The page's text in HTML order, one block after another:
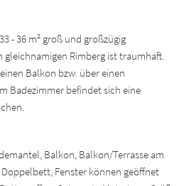
- 36 m² groß und großzügig
Rimberg ist traumhaft.
Balkon bzw. über einen
Badezimmer befindet sich eine
Balkon, Balkon/Terrasse am
Fenster können geöffnet